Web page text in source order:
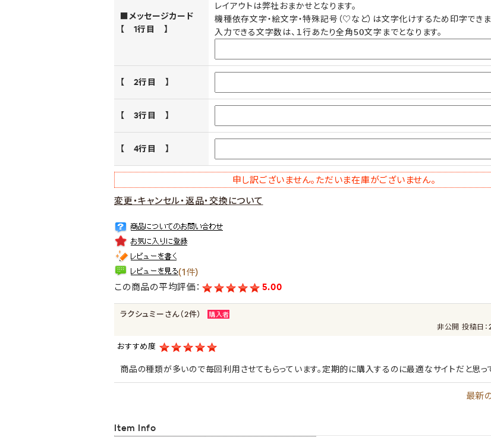
■メッセージカード
【 1行目 】
レイアウトは弊社おまかせとなります。
機種依存文字・絵文字・特殊記号（♡など）は文字化けするため印字できま
入力できる文字数は、１行あたり全角50文字までとなります。
【 2行目 】
【 3行目 】
【 4行目 】
申し訳ございません。ただいま在庫がございません。
変更・キャンセル・返品・交換について
(1件)
この商品の平均評価：
5.00
ラクシュミーさん（2件） 購入者
非公開 投稿日
おすすめ度
商品の種類が多いので毎回利用させてもらっています。定期的に購入するのに最適なサイトだと思っ
最新
Item Info